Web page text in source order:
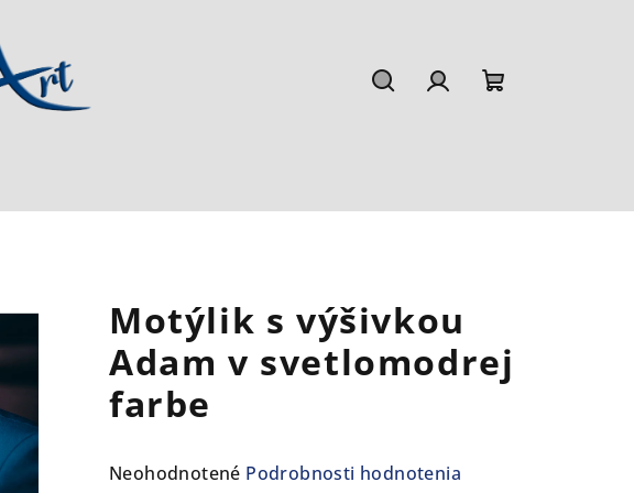
Motýlik s výšivkou
Adam v svetlomodrej
farbe
Priemerné
Neohodnotené Podrobnosti hodnotenia